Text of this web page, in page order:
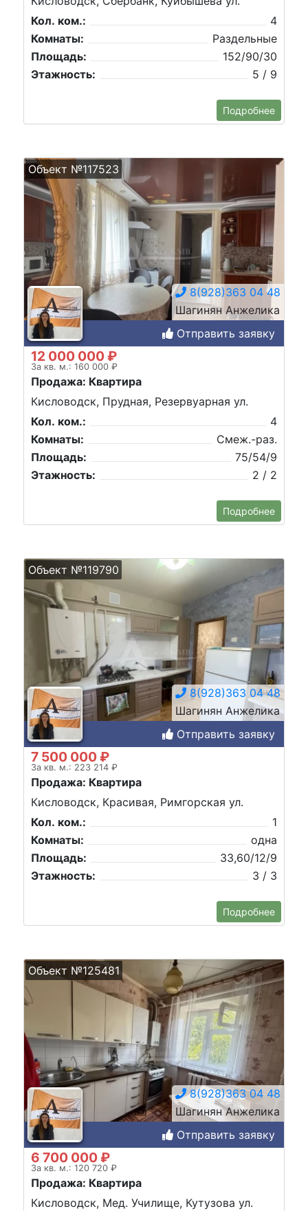
Кол. ком.:
4
Комнаты:
Раздельные
Площадь:
152/90/30
Этажность:
5 / 9
Подробнее
Объект №117523
8(928)363 04 48
Шагинян Анжелика
Отправить заявку
12 000 000 ₽
За кв. м.: 160 000 ₽
Продажа: Квартира
Кисловодск, Прудная, Резервуарная ул.
Кол. ком.:
4
Комнаты:
Смеж.-раз.
Площадь:
75/54/9
Этажность:
2 / 2
Подробнее
Объект №119790
8(928)363 04 48
Шагинян Анжелика
Отправить заявку
7 500 000 ₽
За кв. м.: 223 214 ₽
Продажа: Квартира
Кисловодск, Красивая, Римгорская ул.
Кол. ком.:
1
Комнаты:
одна
Площадь:
33,60/12/9
Этажность:
3 / 3
Подробнее
Объект №125481
8(928)363 04 48
Шагинян Анжелика
Отправить заявку
6 700 000 ₽
За кв. м.: 120 720 ₽
Продажа: Квартира
Кисловодск, Мед. Училище, Кутузова ул.